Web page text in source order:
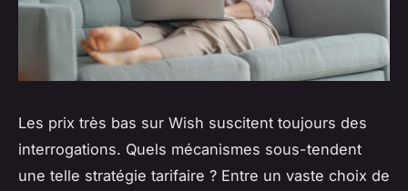
Les prix très bas sur Wish suscitent toujours des
interrogations. Quels mécanismes sous-tendent
une telle stratégie tarifaire ? Entre un vaste choix de